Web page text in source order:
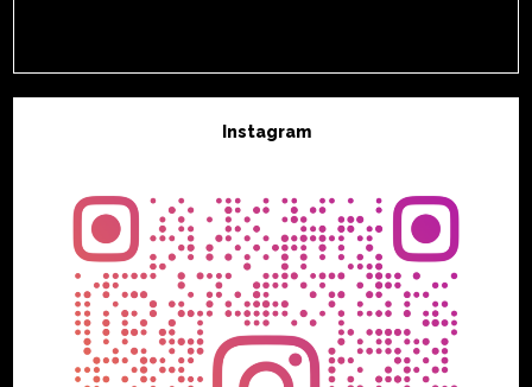
Instagram